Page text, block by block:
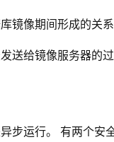
镜像期间形成的关系
送给镜像服务器的
步运行。 有两个安全